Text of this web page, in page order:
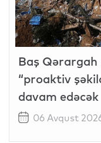
Baş Qərargah
“proaktiv
davam edəcək
06 Avqust